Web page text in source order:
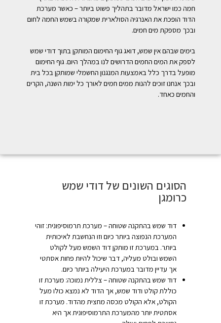
חמה כמו ישראל מדובר בתהליך פשוט ביותר – כאשר מערכת
הדוד הופכת את האנרגיה הסולארית שמקורה בשמש החמה לחום
ובכך מספקת מים חמים.
בימים שבהם אין שמש, דואג גוף החימום המותקן בתוך דודי שמש
לספק את המים החמים הדרושים לנו במהלך היום. גוף החימום
מופעל בדרך כלל באמצעות המנגנון החשמלי שמותקן בכל בית
ובכך אנחנו זוכים להנות ממים חמים לאורך כל ימות השנה, הקרים
והחמים כאחד.
הסוגים השונים של דודי שמש
כרומגן
דוד שמש בהתקנה שטוחה – מערכת תרמוסיפונית: זוהי
המערכת הנפוצה ביותר כיום וזו הנחשבת לאיכותית
ביותר. במערכת זו מותקן דוד השמש מעל לקולט
השמש ובולט מעליה, דבר שיכול להיות פחות אסתטי
אך עדיין מדובר במערכת היעילה ביותר כיום.
דוד שמש בהתקנה שטוחה – צללית נמוכה: מערכת זו
כוללת קולט ודוד שמש, אך הדוד לא נמצא כולו מעל
הקולט, אלא הקולט מכסה מחצית מהדוד. מערכת זו
אסתטית יותר מהמערכת התרמוסיפונית אך היא